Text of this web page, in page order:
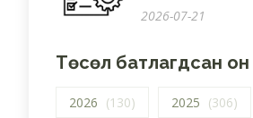
2026-07-21
Төсөл батлагдсан он
2026 (130) 2025 (306)